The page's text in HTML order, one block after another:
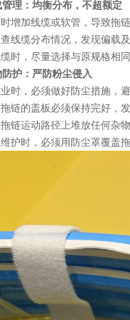
理：均衡分布，不超额定
增加线缆或软管，导致拖
线缆分布情况，发现偏载
时，尽量选择与原规格相
护：严防粉尘侵入
时，必须做好防尘措施，
链的盖板必须保持完好，
链运动路径上堆放任何杂物
护时，必须用防尘罩覆盖